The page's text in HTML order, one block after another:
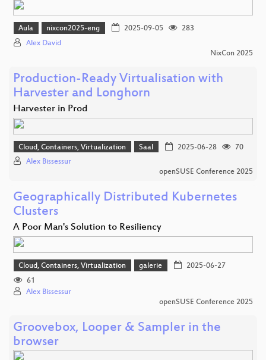
Aula nixcon2025-eng 2025-09-05
283
Alex David
NixCon 2025
Production-Ready Virtualisation with
Harvester and Longhorn
Harvester in Prod
Cloud, Containers, Virtualization Saal 2025-06-28
70
Alex Bissessur
openSUSE Conference 2025
Geographically Distributed Kubernetes
Clusters
A Poor Man's Solution to Resiliency
Cloud, Containers, Virtualization galerie
2025-06-27
61
Alex Bissessur
openSUSE Conference 2025
Groovebox, Looper & Sampler in the
browser